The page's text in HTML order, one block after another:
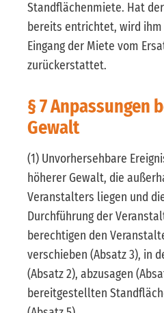
Standflächenmiete. Hat
bereits entrichtet, wird ihm
Eingang der Miete vom
zurückerstattet.
§ 7 Anpassungen
Gewalt
(1) Unvorhersehbare
höherer Gewalt, die
Veranstalters liegen und
Durchführung der
berechtigen den
verschieben (Absatz 3), in
(Absatz 2), abzusagen
bereitgestellten